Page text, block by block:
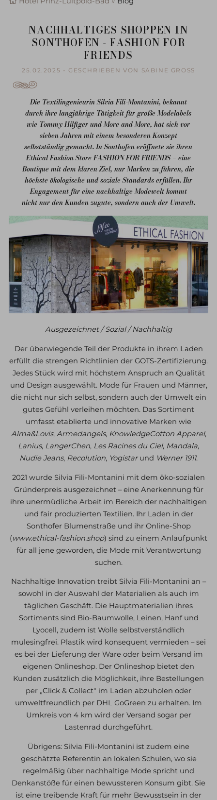
NACHHALTIGES SHOPPEN IN
SONTHOFEN - FASHION FOR
FRIENDS
25.02.2025 - GESCHRIEBEN VON SABINE GROSS
Die Textilingenieurin Silvia Fili-Montanini, bekannt
durch ihre langjährige Tätigkeit für große Modelabels
wie Tommy HilfigerundMore and More, hat sich vor
sieben Jahren mit einem besonderen Konzept
selbstständig gemacht. In Sonthofen eröffnete sie ihren
Ethical Fashion StoreFASHION FOR FRIENDS– eine
Boutique mit dem klaren Ziel, nur Marken zu führen, die
höchste ökologische und soziale Standards erfüllen. Ihr
Engagement für eine nachhaltige Modewelt kommt
nicht nur den Kunden zugute, sondern auch der Umwelt.
Ausgezeichnet / Sozial / Nachhaltig
Der überwiegende Teil der Produkte in ihrem Laden
erfüllt die strengen Richtlinien der GOTS-Zertifizierung.
Jedes Stück wird mit höchstem Anspruch an Qualität
und Design ausgewählt. Mode für Frauen und Männer,
die nicht nur sich selbst, sondern auch der Umwelt ein
gutes Gefühl verleihen möchten. Das Sortiment
umfasst etablierte und innovative Marken wie
Alma&Lovis, Armedangels, KnowledgeCotton Apparel,
Lanius, LangerChen, Les Racines du Ciel, Mandala,
Nudie Jeans, Recolution, Yogistarund Werner 1911.
2021 wurde Silvia Fili-Montanini mit dem öko-sozialen
Gründerpreis ausgezeichnet – eine Anerkennung für
ihre unermüdliche Arbeit im Bereich der nachhaltigen
und fair produzierten Textilien. Ihr Laden in der
Sonthofer Blumenstraße und ihr Online-Shop
(www.ethical-fashion.shop) sind zu einem Anlaufpunkt
für all jene geworden, die Mode mit Verantwortung
suchen.
Nachhaltige Innovation treibt Silvia Fili-Montanini an –
sowohl in der Auswahl der Materialien als auch im
täglichen Geschäft. Die Hauptmaterialien ihres
Sortiments sind Bio-Baumwolle, Leinen, Hanf und
Lyocell, zudem ist Wolle selbstverständlich
mulesingfrei. Plastik wird konsequent vermieden – sei
es bei der Lieferung der Ware oder beim Versand im
eigenen Onlineshop. Der Onlineshop bietet den
Kunden zusätzlich die Möglichkeit, ihre Bestellungen
per „Click & Collect“ im Laden abzuholen oder
umweltfreundlich per DHL GoGreen zu erhalten. Im
Umkreis von 4 km wird der Versand sogar per
Lastenrad durchgeführt.
Übrigens: Silvia Fili-Montanini ist zudem eine
geschätzte Referentin an lokalen Schulen, wo sie
regelmäßig über nachhaltige Mode spricht und
Denkanstöße für einen bewussteren Konsum gibt. Sie
ist eine treibende Kraft für mehr Bewusstsein in der